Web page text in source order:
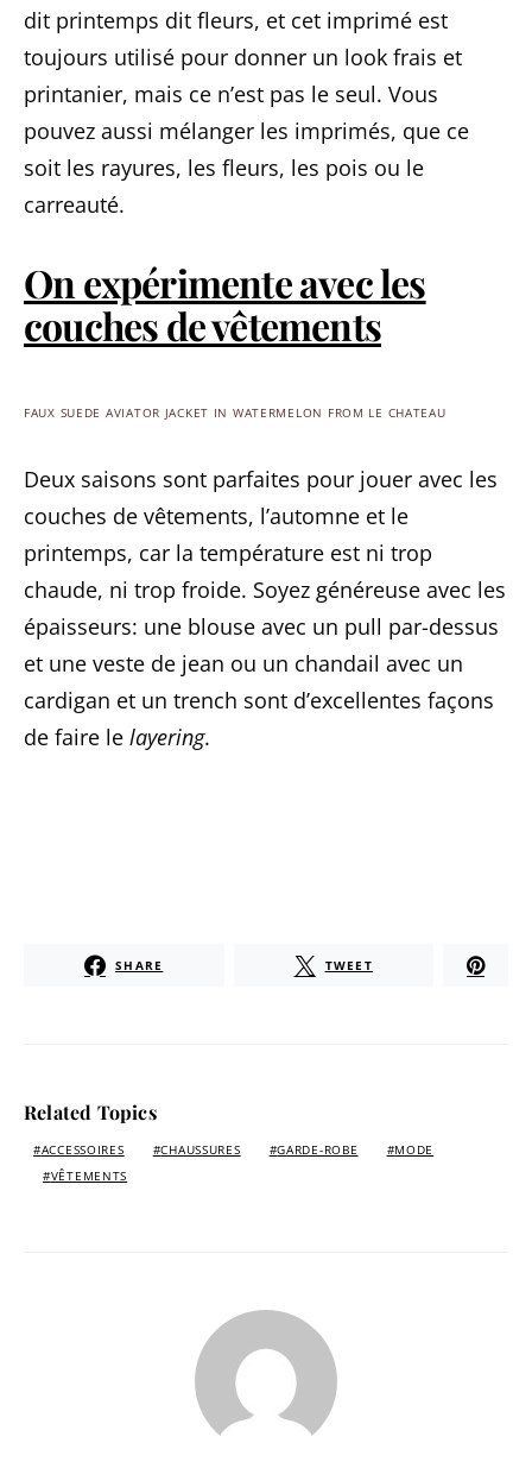
dit printemps dit fleurs, et cet imprimé est
toujours utilisé pour donner un look frais et
printanier, mais ce n’est pas le seul. Vous
pouvez aussi mélanger les imprimés, que ce
soit les rayures, les fleurs, les pois ou le
carreauté.
On expérimente avec les
couches de vêtements
FAUX SUEDE AVIATOR JACKET IN WATERMELON FROM LE CHATEAU
Deux saisons sont parfaites pour jouer avec les
couches de vêtements, l’automne et le
printemps, car la température est ni trop
chaude, ni trop froide. Soyez généreuse avec les
épaisseurs: une blouse avec un pull par-dessus
et une veste de jean ou un chandail avec un
cardigan et un trench sont d’excellentes façons
de faire le layering.
SHARE TWEET
Related Topics
ACCESSOIRES CHAUSSURES GARDE-ROBE
MODE
VÊTEMENTS